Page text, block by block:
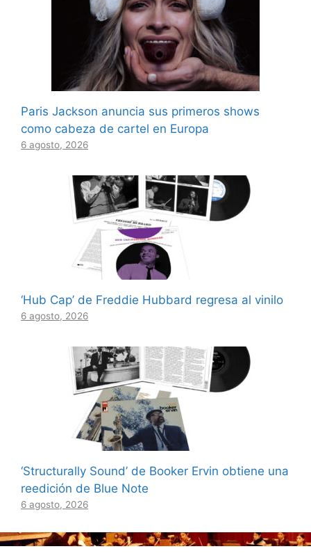
Paris Jackson anuncia sus primeros shows
como cabeza de cartel en Europa
6 agosto, 2026
‘Hub Cap’ de Freddie Hubbard regresa al vinilo
6 agosto, 2026
‘Structurally Sound’ de Booker Ervin obtiene una
reedición de Blue Note
6 agosto, 2026